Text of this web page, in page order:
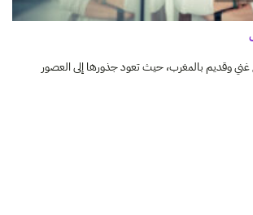
غني وقديم بالمغرب، حيث تعود جذورها إلى العصور